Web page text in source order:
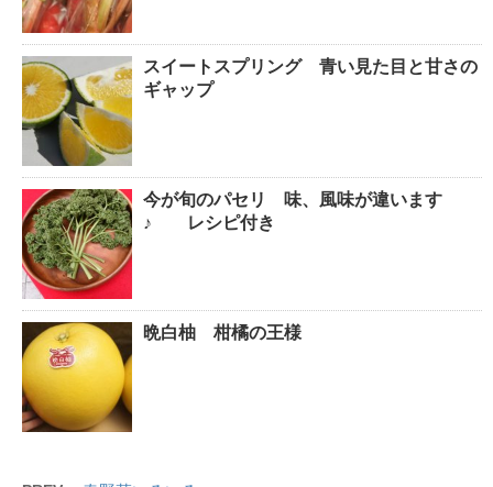
スイートスプリング 青い見た目と甘さの
ギャップ
今が旬のパセリ 味、風味が違います
♪ レシピ付き
晩白柚 柑橘の王様